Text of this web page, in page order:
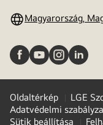
Magyarország,
Oldaltérkép
LGE
Adatvédelmi
Sütik beállítása